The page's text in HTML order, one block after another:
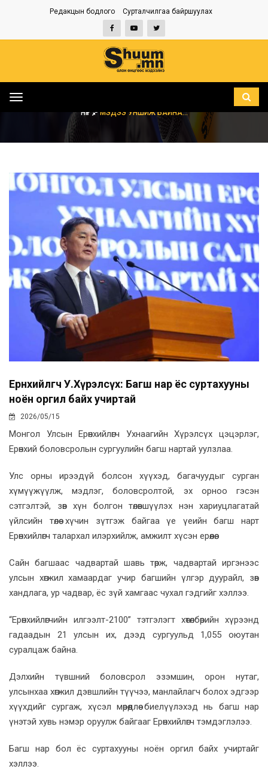
Редакцын бодлого Сурталчилгаа байршуулах
Toggle
НҮҮР МЭДЭЭ УНШИЖ БАЙНА...
Ерөнхийлөгч У.Хүрэлсүх: Багш нар ёс суртахууны
ноён оргил байх учиртай
2026/05/15
Монгол Улсын Ерөнхийлөгч Ухнаагийн Хүрэлсүх цэцэрлэг,
Ерөнхий боловсролын сургуулийн багш нартай уулзлаа.
Улс орны ирээдүй болсон хүүхэд, багачуудыг сурган
хүмүүжүүлж, мэдлэг, боловсролтой, эх орноо гэсэн
сэтгэлтэй, зөв хүн болгон төлөвшүүлэх нэн хариуцлагатай
үйлсийн төлөө хүчин зүтгэж байгаа үе үеийн багш нарт
Ерөнхийлөгч талархал илэрхийлж, амжилт хүсэн ерөөлөө.
Сайн багшаас чадвартай шавь төрж, чадвартай иргэнээс
улсын хөгжил хамаардаг учир багшийн үлгэр дуурайл, зөв
хандлага, ур чадвар, ёс зүй хамгаас чухал гэдгийг хэллээ.
“Ерөнхийлөгчийн илгээлт-2100” тэтгэлэгт хөтөлбөрийн хүрээнд
гадаадын 21 улсын их, дээд сургуульд 1,055 оюутан
суралцаж байна.
Дэлхийн түвшний боловсрол эзэмшин, орон нутаг,
улсынхаа хөгжил дэвшлийн түүчээ, манлайлагч болох эдгээр
хүүхдийг сургаж, хүсэл мөрөөдлөө биелүүлэхэд нь багш нар
үнэтэй хувь нэмэр оруулж байгааг Ерөнхийлөгч тэмдэглэлээ.
Багш нар бол ёс суртахууны ноён оргил байх учиртайг
хэллээ.